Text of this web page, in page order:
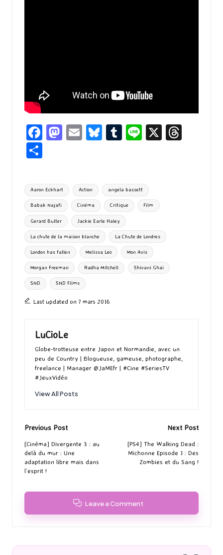
Fa
o
o
k
M
d
o
n
E
l
Bl
ky
T
bl
r
Li X
ta
g
er
Tags:
Aaron Eckhart Action angela bassett
Babak Najafi Cinéma Critique Film
Gerard Bulter Jackie Earle Haley
La chute de la maison blanche La Chute de Londres
London has fallen Melissa Leo Mon Avis
Morgan Freeman Radha Mitchell Shivani Ghai
SND SND Films
Last updated on 7 mars 2016
LuCioLe
Globe-trotteuse entre Japon et Normandie, avec un
peu de Country | Blogueuse, gameuse, photographe,
freelance | Manager @JaMEfr | #Cine #SeriesTV
#JeuxVidéo
View All Posts
Post
navigation
Previous Post
[Cinéma] Divergente 3 : au
delà du mur : Une
adaptation libre mais dans
l’esprit !
Next Post
[PS4] The Walking Dead :
Michonne Episode 1 : Des
Zombies et du Sang !
Leave a Comment